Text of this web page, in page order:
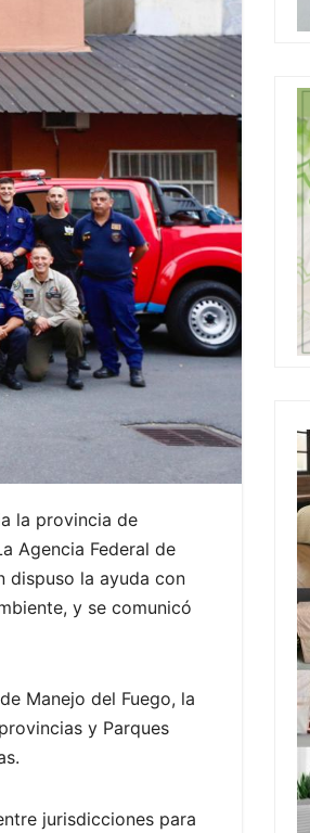
la provincia de
Agencia Federal de
dispuso la ayuda con
y se comunicó
Manejo del Fuego, la
y Parques
jurisdicciones para